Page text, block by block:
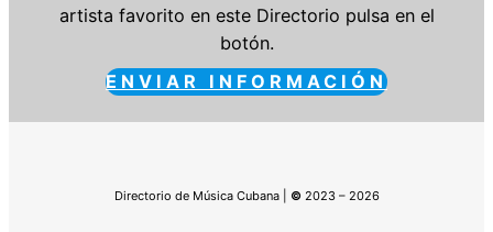
artista favorito en este Directorio pulsa en el
botón.
ENVIAR INFORMACIÓN
Directorio de Música Cubana | © 2023 – 2026